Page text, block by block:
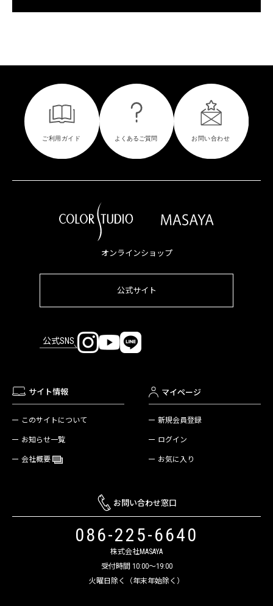
オンラインショップ
公式サイト
公式SNS
サイト情報
このサイトについて
お知らせ一覧
会社概要
マイページ
新規会員登録
ログイン
お気に入り
お問い合わせ窓口
086-225-6640
株式会社MASAYA
受付時間 10:00～19:00
火曜日除く（年末年始除く）